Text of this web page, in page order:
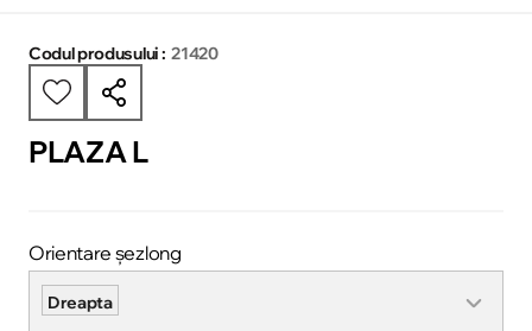
Codul produsului : 21420
PLAZA L
Orientare șezlong
Dreapta